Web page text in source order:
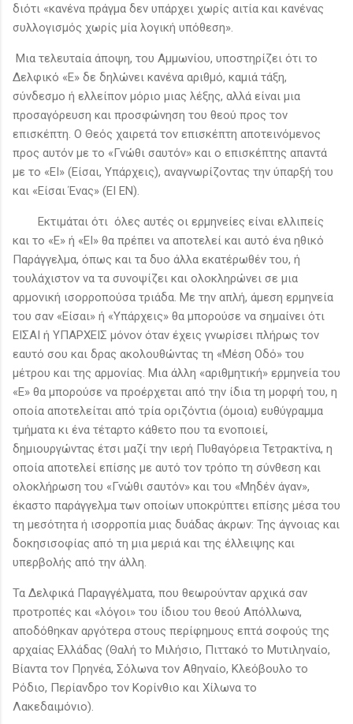
διότι «κανένα πράγμα δεν υπάρχει χωρίς αιτία και κανένας
συλλογισμός χωρίς μία λογική υπόθεση».
Μια τελευταία άποψη, του Αμμωνίου, υποστηρίζει ότι το
Δελφικό «Ε» δε δηλώνει κανένα αριθμό, καμιά τάξη,
σύνδεσμο ή ελλείπον μόριο μιας λέξης, αλλά είναι μια
προσαγόρευση και προσφώνηση του θεού προς τον
επισκέπτη. Ο Θεός χαιρετά τον επισκέπτη αποτεινόμενος
προς αυτόν με το «Γνώθι σαυτόν» και ο επισκέπτης απαντά
με το «ΕΙ» (Είσαι, Υπάρχεις), αναγνωρίζοντας την ύπαρξή του
και «Είσαι Ένας» (ΕΙ ΕΝ).
Εκτιμάται ότι όλες αυτές οι ερμηνείες είναι ελλιπείς
και το «Ε» ή «ΕΙ» θα πρέπει να αποτελεί και αυτό ένα ηθικό
Παράγγελμα, όπως και τα δυο άλλα εκατέρωθέν του, ή
τουλάχιστον να τα συνοψίζει και ολοκληρώνει σε μια
αρμονική ισορροπούσα τριάδα. Με την απλή, άμεση ερμηνεία
του σαν «Είσαι» ή «Υπάρχεις» θα μπορούσε να σημαίνει ότι
ΕΙΣΑΙ ή ΥΠΑΡΧΕΙΣ μόνον όταν έχεις γνωρίσει πλήρως τον
εαυτό σου και δρας ακολουθώντας τη «Μέση Οδό» του
μέτρου και της αρμονίας. Μια άλλη «αριθμητική» ερμηνεία του
«Ε» θα μπορούσε να προέρχεται από την ίδια τη μορφή του, η
οποία αποτελείται από τρία οριζόντια (όμοια) ευθύγραμμα
τμήματα κι ένα τέταρτο κάθετο που τα ενοποιεί,
δημιουργώντας έτσι μαζί την ιερή Πυθαγόρεια Τετρακτίνα, η
οποία αποτελεί επίσης με αυτό τον τρόπο τη σύνθεση και
ολοκλήρωση του «Γνώθι σαυτόν» και του «Μηδέν άγαν»,
έκαστο παράγγελμα των οποίων υποκρύπτει επίσης μέσα του
τη μεσότητα ή ισορροπία μιας δυάδας άκρων: Της άγνοιας και
δοκησισοφίας από τη μια μεριά και της έλλειψης και
υπερβολής από την άλλη.
Τα Δελφικά Παραγγέλματα, που θεωρούνταν αρχικά σαν
προτροπές και «λόγοι» του ίδιου του θεού Απόλλωνα,
αποδόθηκαν αργότερα στους περίφημους επτά σοφούς της
αρχαίας Ελλάδας (Θαλή το Μιλήσιο, Πιττακό το Μυτιληναίο,
Βίαντα τον Πρηνέα, Σόλωνα τον Αθηναίο, Κλεόβουλο το
Ρόδιο, Περίανδρο τον Κορίνθιο και Χίλωνα το
Λακεδαιμόνιο).